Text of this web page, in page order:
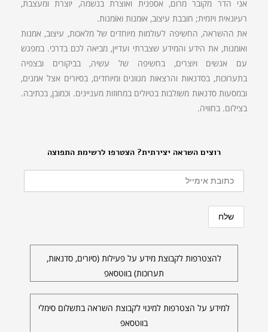
רוצים השראה יצירתית? הצטרפו לרשימת התפוצה
להצטרפות לקבוצת מידע על פעילות (סיורים, סדנאות,
תערוכות) בווטסאפ
למידע על הצטרפות למינוי לקבוצת השראה בתשלום סימלי
בווטסאפ
אני הדר מקובר מרום, אספנית ואוצרת בנשמה, יוצרת ומעצבת,
רעיונאית ויזמית; חובבת עיצוב, אוּמנות ואוֹמנות.
את ההשראה, החשיפה לעולמות מיוחדים של מלאכות, עיצוב, אמנות
ואומנות, את הידע והמידע שצברתי ועדיין, מביאה לכם בדרכי. במפגש
עם אנשים ויוצרים, בחשיפה של עשיה, בביקורים ובצפיה
בתערוכות, בסדנאות והרצאות מגוונים ומיוחדים, בסיורים אצל אמנים,
ובמסעות סדנאות משולבות בטיולים במחוזות מעניינים. וכמובן, בכתיבה.
בצילום. בחוויה.